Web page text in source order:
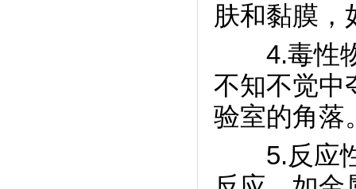
肤和黏膜，
4.毒性物
不知不觉中
验室的角落
5.反应性